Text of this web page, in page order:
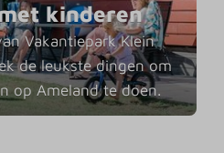
kinderen
Vakantiepark Klein
de leukste dingen om
op Ameland te doen.